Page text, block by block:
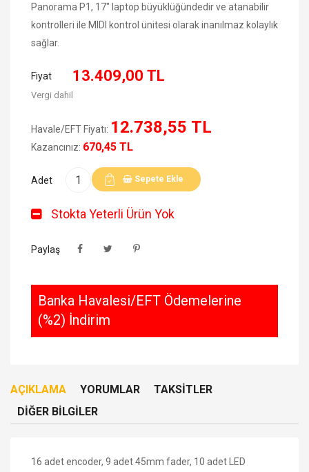
Panorama P1, 17" laptop büyüklüğündedir ve atanabilir
kontrolleri ile MIDI kontrol ünitesi olarak inanılmaz kolaylık
sağlar.
Fiyat 13.409,00 TL
Vergi dahil
Havale/EFT Fiyatı: 12.738,55 TL
Kazancınız: 670,45 TL
Adet Sepete Ekle
Stokta Yeterli Ürün Yok
Paylaş
Banka Havalesi/EFT Ödemelerine
(%2) İndirim
AÇIKLAMA YORUMLAR
TAKSITLER
DIĞER BILGILER
16 adet encoder, 9 adet 45mm fader, 10 adet LED